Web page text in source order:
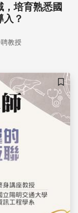
培育熟悉國
入？
教授
儲存